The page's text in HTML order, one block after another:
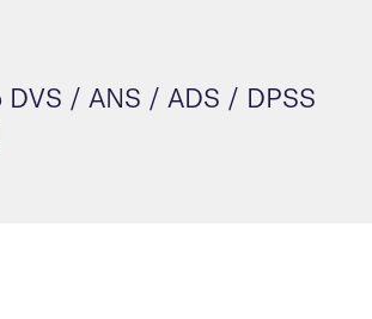
/ ANS / ADS / DPSS